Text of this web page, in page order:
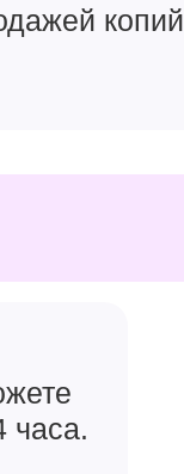
копий
часа.